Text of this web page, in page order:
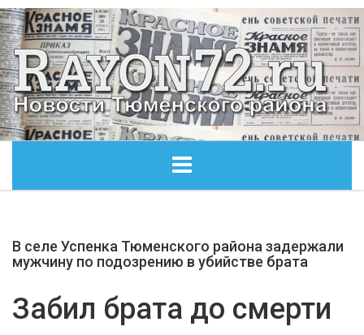
ОБЩЕСТВО
В селе Успенка Тюменского района задержали
мужчину по подозрению в убийстве брата
Забил брата до смерти